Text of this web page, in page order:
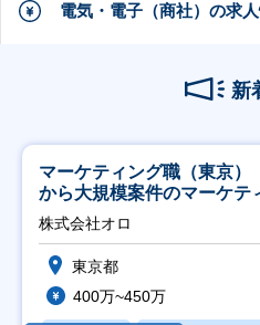
電気・電子（商社）の求
新
マーケティング職（東京）
から大規模案件のマーケテ
修充実】
株式会社オロ
東京都
400万~450万